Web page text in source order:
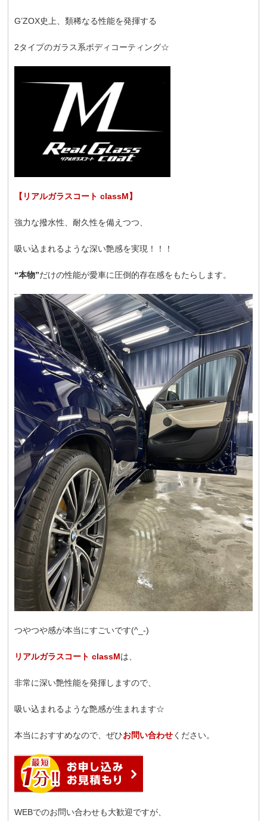
G’ZOX史上、類稀なる性能を発揮する
2タイプのガラス系ボディコーティング☆
【リアルガラスコート classM】
強力な撥水性、耐久性を備えつつ、
吸い込まれるような深い艶感を実現！！！
“本物”だけの性能が愛車に圧倒的存在感をもたらします。
つやつや感が本当にすごいです(^_-)
リアルガラスコート classMは、
非常に深い艶性能を発揮しますので、
吸い込まれるような艶感が生まれます☆
本当におすすめなので、ぜひお問い合わせください。
WEBでのお問い合わせも大歓迎ですが、